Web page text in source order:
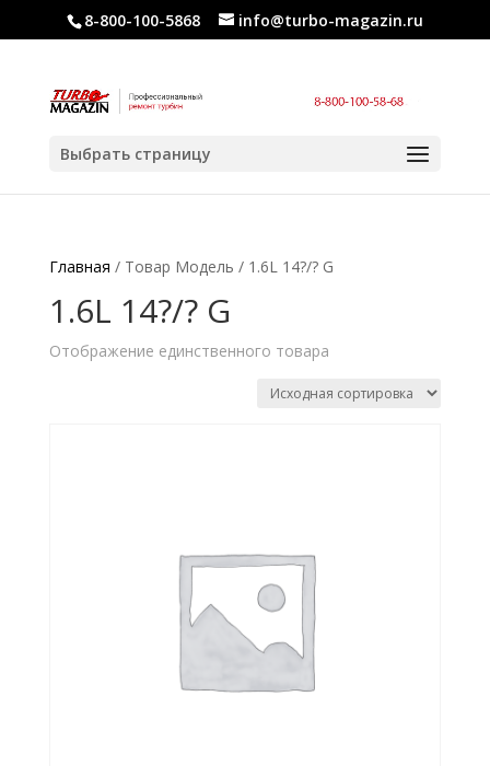
8-800-100-5868 info@turbo-magazin.ru
Выбрать страницу
Главная / Товар Модель / 1.6L 14?/? G
1.6L 14?/? G
Отображение единственного товара